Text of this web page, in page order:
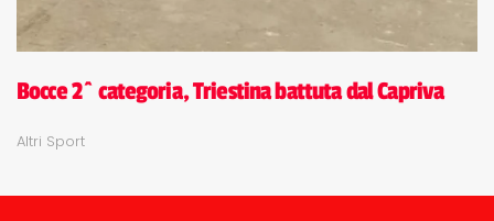
Bocce 2^ categoria, Triestina battuta dal Capriva
Altri Sport